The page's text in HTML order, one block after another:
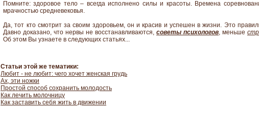
Помните: здоровое тело – всегда исполнено силы и красоты. Времена
мрачностью средневековья.
Да, тот кто смотрит за своим здоровьем, он и красив и успешен в жизни. Это
Давно доказано, что нервы не восстанавливаются, советы психологов, меньше
Об этом Вы узнаете в следующих статьях...
Статьи этой же тематики:
Любит - не любит: чего хочет женская грудь
Ах, эти ножки
Простой способ сохранить молодость
Как лечить молочницу
Как заставить себя жить в движении